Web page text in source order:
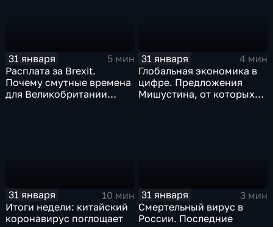
31 января
5 мин
Расплата за Brexit.
Почему смутные времена
для Великобритании
31 января
4 мин
Глобальная экономика в
цифре. Предложения
Мишустина, от которых
31 января
10 мин
Итоги недели: китайский
коронавирус поглощает
31 января
3 мин
Смертельный вирус в
России. Последние